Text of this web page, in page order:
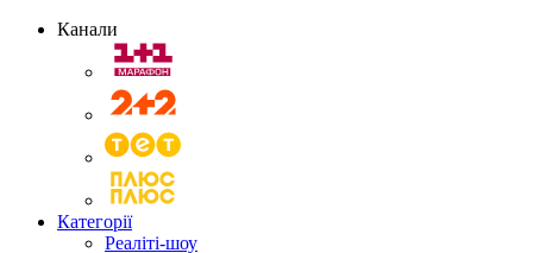
Канали
Категорії
Реаліті-шоу